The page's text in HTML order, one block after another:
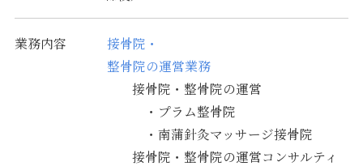
業務内容
接骨院・
整骨院の運営業務
接骨院・整骨院の運営
・プラム整骨院
・南蒲針灸マッサージ接骨院
接骨院・整骨院の運営コンサルティ